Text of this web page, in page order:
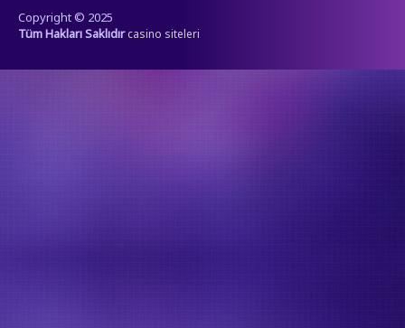
Copyright © 2025
Tüm Hakları Saklıdır casino siteleri